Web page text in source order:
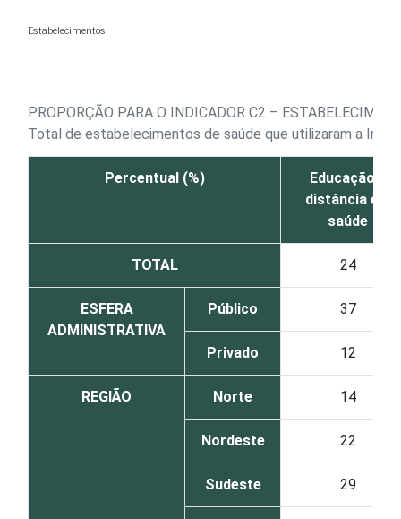
Estabelecimentos
PROPORÇÃO PARA O INDICADOR C2 –
Total de estabelecimentos de saúde que utilizaram a
Percentual (%)
Educação a
distância em
saúde
TOTAL 24
ESFERA
ADMINISTRATIVA
Público 37
Privado 12
REGIÃO Norte 14
Nordeste 22
Sudeste 29